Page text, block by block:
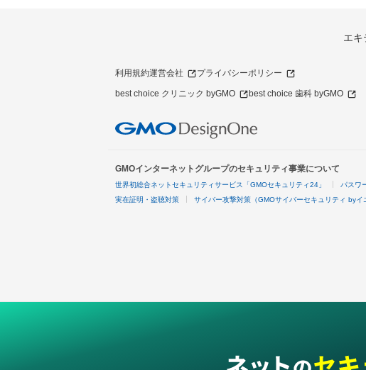
エキ
利用規約運営会社 プライバシーポリシー
best choice クリニック byGMO best choice 歯科 byGMO
GMOインターネットグループのセキュリティ事業について
世界初総合ネットセキュリティサービス「GMOセキュリティ24」 パスワ
実在証明・盗聴対策 サイバー攻撃対策（GMOサイバーセキュリティ byイ